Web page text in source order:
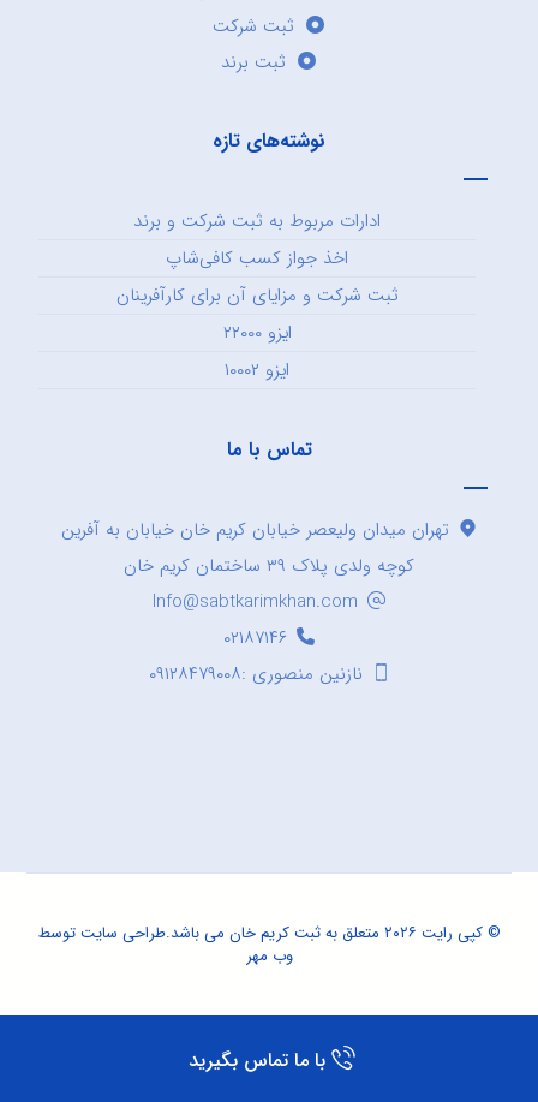
ثبت شرکت
ثبت برند
نوشته‌های تازه
ادارات مربوط به ثبت شرکت و برند
اخذ جواز کسب کافی‌شاپ
ثبت شرکت و مزایای آن برای کارآفرینان
ایزو ۲۲۰۰۰
ایزو ۱۰۰۰۲
تماس با ما
تهران میدان ولیعصر خیابان کریم خان خیابان به آفرین
کوچه ولدی پلاک ۳۹ ساختمان کریم خان
Info@sabtkarimkhan.com
۰۲۱۸۷۱۴۶
نازنین منصوری :۰۹۱۲۸۴۷۹۰۰۸
© کپی رایت ۲۰۲۶ متعلق به ثبت کریم خان می باشد. طراحی سایتتوسط
وب مهر
با ما تماس بگیرید